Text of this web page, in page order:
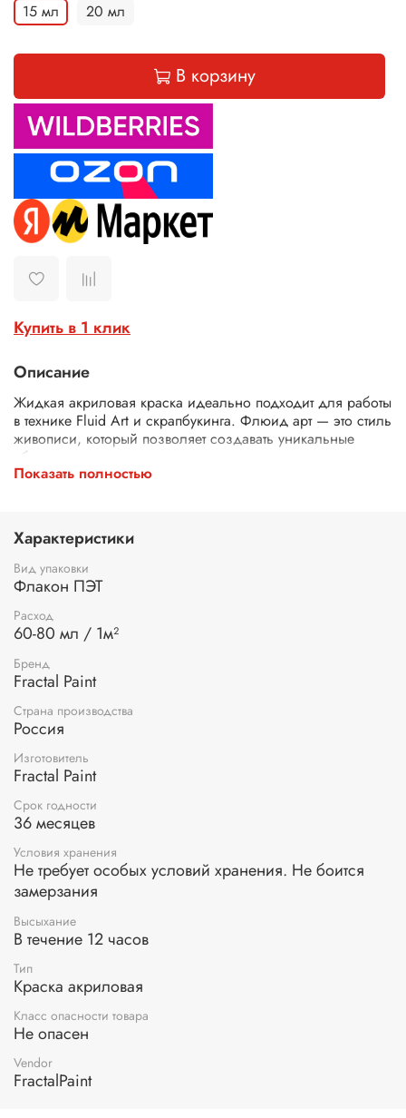
15 мл 20 мл
В корзину
Купить в 1 клик
Описание
Жидкая акриловая краска идеально подходит для работы
в технике Fluid Art и скрапбукинга. Флюид арт — это стиль
живописи, который позволяет создавать уникальные
абстрактные композиции с помощью текучих акриловых
красок. Благодаря своей консистенции, наши акрилы
между собой, что позволяет добиваться желаемых
эффектов.
Применение:
ёмкость. Вылейте полученную смесь на холст. Аккуратно
наклоняйте холст в разные стороны до полной заливки
холста. Для тонирования бумаги распределите
воды и кисти.
Время высыхания:
5 - 15 минут при тонировании
4 - 12 часов для Fluid Art
Показать полностью
Характеристики
Вид упаковки
Флакон ПЭТ
Расход
60-80 мл / 1м²
Бренд
Fractal Paint
Страна производства
Россия
Изготовитель
Fractal Paint
Срок годности
36 месяцев
Условия хранения
Не требует особых условий хранения. Не боится
замерзания
Высыхание
В течение 12 часов
Тип
Краска акриловая
Класс опасности товара
Не опасен
Vendor
FractalPaint